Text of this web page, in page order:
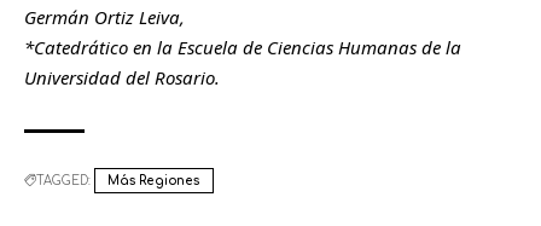
Germán Ortiz Leiva,
*Catedrático en la Escuela de Ciencias Humanas de la
Universidad del Rosario.
TAGGED: Más Regiones